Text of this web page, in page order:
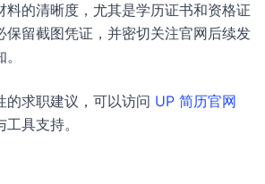
料的清晰度，尤其是学历证书和资格证
保留截图凭证，并密切关注官网后续发
的求职建议，可以访问 UP 简历官网
具支持。